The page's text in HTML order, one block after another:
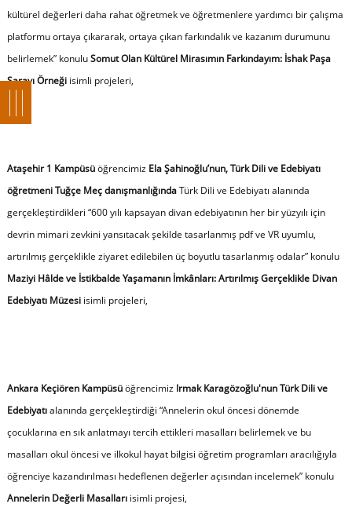
kültürel değerleri daha rahat öğretmek ve öğretmenlere yardımcı bir çalışma
platformu ortaya çıkararak, ortaya çıkan farkındalık ve kazanım durumunu
belirlemek” konuluSomut Olan Kültürel Mirasımın Farkındayım: İshak Paşa
Sarayı Örneğiisimli projeleri,
Ataşehir 1 Kampüsüöğrencimiz Ela Şahinoğlu’nun, Türk Dili ve Edebiyatı
öğretmeni Tuğçe Meç danışmanlığındaTürk Dili ve Edebiyatı alanında
gerçekleştirdikleri “600 yılı kapsayan divan edebiyatının her bir yüzyılı için
devrin mimari zevkini yansıtacak şekilde tasarlanmış pdf ve VR uyumlu,
artırılmış gerçeklikle ziyaret edilebilen üç boyutlu tasarlanmış odalar” konulu
Maziyi Hâlde ve İstikbalde Yaşamanın İmkânları: Artırılmış Gerçeklikle Divan
Edebiyatı Müzesi isimli projeleri,
Ankara Keçiören Kampüsüöğrencimiz Irmak Karagözoğlu'nun Türk Dili ve
Edebiyatıalanında gerçekleştirdiği “Annelerin okul öncesi dönemde
çocuklarına en sık anlatmayı tercih ettikleri masalları belirlemek ve bu
masalları okul öncesi ve ilkokul hayat bilgisi öğretim programları aracılığıyla
öğrenciye kazandırılması hedeflenen değerler açısından incelemek” konulu
Annelerin Değerli Masalları isimli projesi,